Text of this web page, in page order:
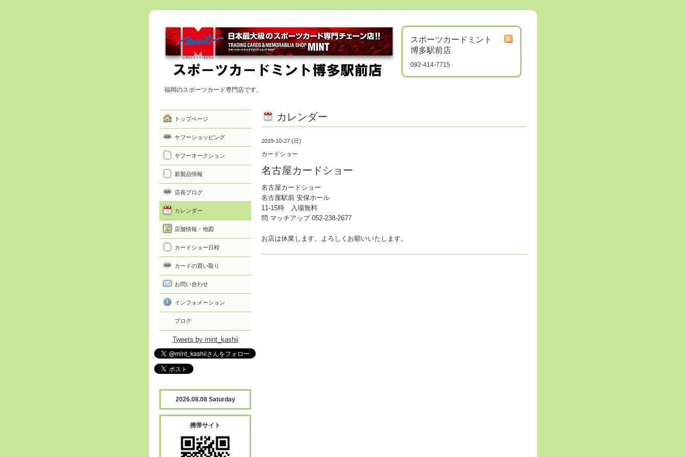
スポーツカードミント
博多駅前店
092-414-7715
福岡のスポーツカード専門店です。
カレンダー
2019-10-27 (日)
カードショー
名古屋カードショー
名古屋カードショー
名古屋駅前 安保ホール
11-15時 入場無料
問 マッチアップ 052-238-2677
お店は休業します。よろしくお願いいたします。
トップページ
ヤフーショッピング
ヤフーオークション
新製品情報
店長ブログ
カレンダー
店舗情報・地図
カードショー日程
カードの買い取り
お問い合わせ
インフォメーション
ブログ
Tweets by mint_kashii
2026.08.08 Saturday
携帯サイト